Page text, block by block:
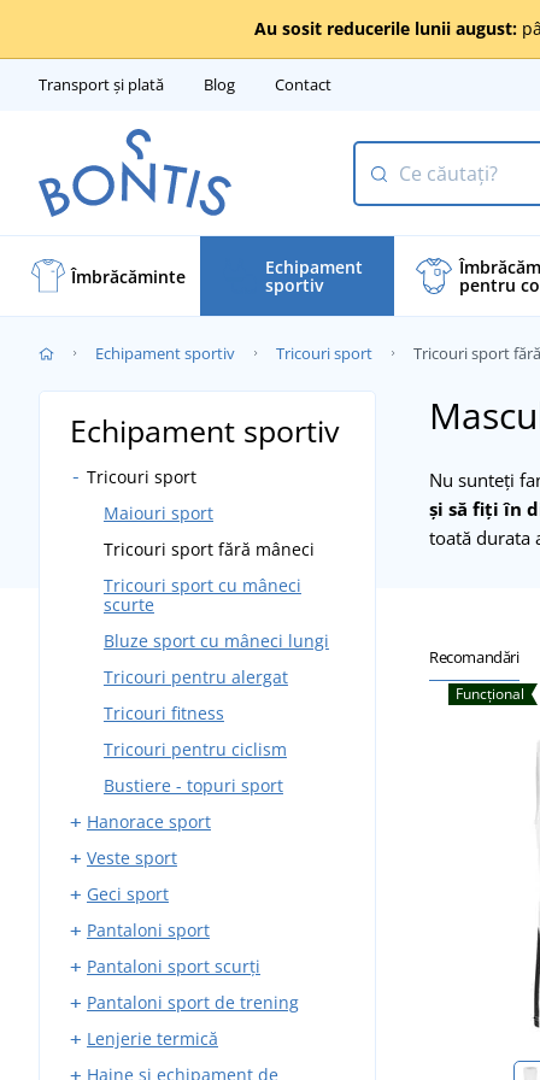
Au sosit reducerile lunii august:
Transport și plată Blog Contact
Îmbrăcăminte Echipament
sportiv pentru
Echipament sportiv Tricouri sport Tricouri sport
Nu sunteţi
şi să fiţi în
toată durata
Echipament sportiv
Tricouri sport
Maiouri sport
Tricouri sport fără mâneci
Tricouri sport cu mâneci
scurte
Bluze sport cu mâneci lungi
Tricouri pentru alergat
Tricouri fitness
Tricouri pentru ciclism
Bustiere - topuri sport
Hanorace sport
Hanorace sport cu fermoar
Hanorace sport fără fermoar
Veste sport
Veste softshell
Veste outdoor
Geci sport
Geci sport softshell
Geci sport matlasate
Geci de alergare
Geci outdoor
Pantaloni sport
Pantaloni de alergare
Pantaloni de sport elastici
Pantaloni softshell
Pantaloni sport scurți
Pantaloni scurți de alergare
Pantaloni scurți elastici
Pantaloni scurți de ciclism
Pantaloni sport de trening
Pantaloni trening de alergat
Pantaloni de trening fitness
Lenjerie termică
Șosete termice
Haine și echipament de
Recomandări
Funcțional